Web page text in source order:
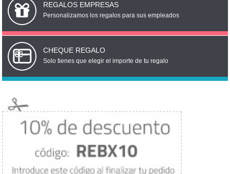
REGALOS EMPRESAS
Personalizamos los regalos para sus empleados
CHEQUE REGALO
Solo tienes que elegir el importe de tu regalo